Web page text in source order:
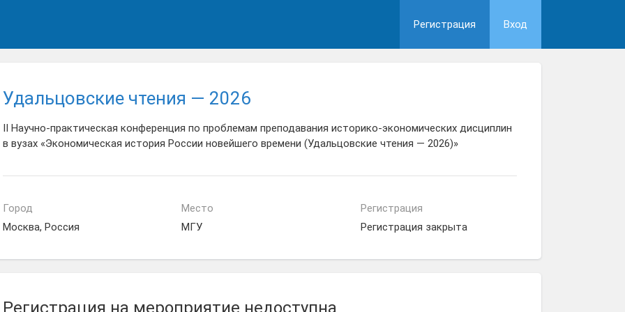
Регистрация Вход
Удальцовские чтения — 2026
II Научно-практическая конференция по проблемам преподавания историко-экономических дисциплин
в вузах «Экономическая история России новейшего времени (Удальцовские чтения — 2026)»
Город
Москва, Россия
Место
МГУ
Регистрация
Регистрация закрыта
Регистрация на мероприятие недоступна